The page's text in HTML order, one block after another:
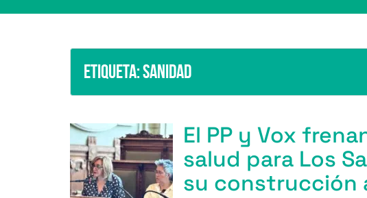
Etiqueta:Sanidad
El PP y Vox
salud para Los
su construcción